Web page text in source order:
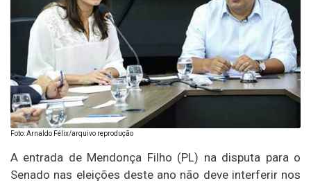
Foto: Arnaldo Félix/arquivo reprodução
A entrada de Mendonça Filho (PL) na disputa para o
Senado nas eleições deste ano não deve interferir nos